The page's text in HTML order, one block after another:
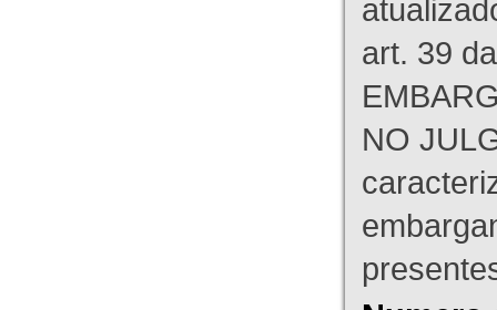
art. 39
NO